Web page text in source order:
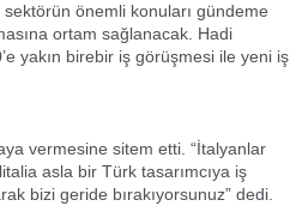
önemli konuları gündeme
ortam sağlanacak. Hadi
yakın birebir iş görüşmesi ile yeni iş
vermesine sitem etti. “İtalyanlar
asla bir Türk tasarımcıya iş
bizi geride bırakıyorsunuz” dedi.